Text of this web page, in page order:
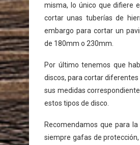
misma, lo único que difiere
cortar unas tuberías de
embargo para cortar un
de 180mm o 230mm.
Por último tenemos que
discos, para cortar
sus medidas
estos tipos de disco.
Recomendamos que para
siempre gafas de